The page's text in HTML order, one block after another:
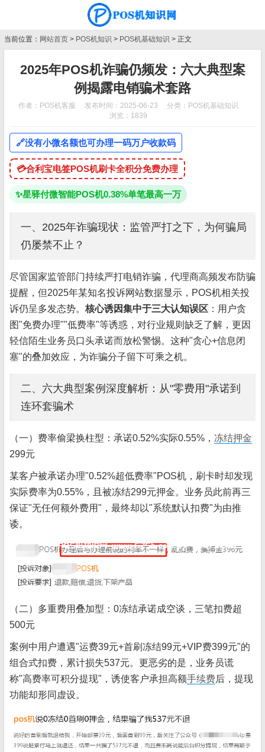
当前位置： 网站首页 > POS机知识 > POS机基础知识 > 正文
2025年POS机诈骗仍频发：六大典型案
例揭露电销骗术套路
作者：POS机客服 发布时间：2025-06-23 分类： POS机基础知识
浏览：1839
🔗没有小微名额也可办理一码万户收款码
💳合利宝电签POS机刷卡全积分免费办理
✨星驿付微智能POS机0.38%单笔最高一万
一、2025年诈骗现状：监管严打之下，为何骗局
仍屡禁不止？
尽管国家监管部门持续严打电销诈骗，代理商高频发布防骗
提醒，但2025年某知名投诉网站数据显示，POS机相关投
诉仍呈多发态势。 核心诱因集中于三大认知误区 ：用户贪
图"免费办理""低费率"等诱惑，对行业规则缺乏了解，更因
轻信陌生业务员口头承诺而放松警惕。这种"贪心+信息闭
塞"的叠加效应，为诈骗分子留下可乘之机。
二、六大典型案例深度解析：从"零费用"承诺到
连环套骗术
（一）费率偷梁换柱型：承诺0.52%实际0.55%， 冻结押金
299元
某客户被承诺办理"0.52%超低费率"POS机，刷卡时却发现
实际费率为0.55%，且被冻结299元押金。业务员此前再三
保证"无任何额外费用"，最终却以"系统默认扣费"为由推
诿。
（二）多重费用叠加型：0冻结承诺成空谈，三笔扣费超
500元
案例中用户遭遇"运费39元+首刷冻结99元+VIP费399元"的
组合式扣费，累计损失537元。更恶劣的是，业务员谎
称"高费率可积分提现"，诱使客户承担高额手续费后，提现
功能却形同虚设。